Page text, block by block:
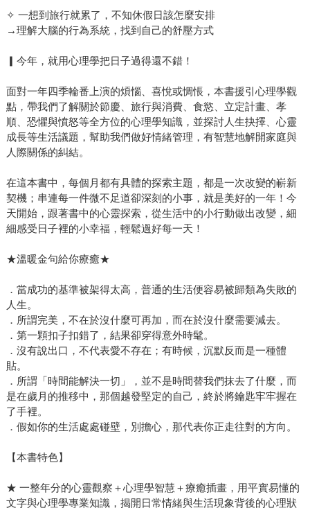
✧ 一想到旅行就累了，不知休假日該怎麼安排
→理解大腦的行為系統，找到自己的舒壓方式
▎今年，就用心理學把日子過得還不錯！
面對一年四季輪番上演的煩惱、喜悅或惆悵，本書援引心理學觀
點，帶我們了解關於節慶、旅行與消費、食慾、立定計畫、孝
順、恐懼與憤怒等全方位的心理學知識，並探討人生抉擇、心靈
成長等生活議題，幫助我們做好情緒管理，有智慧地解開家庭與
人際關係的糾結。
在這本書中，每個月都有具體的探索主題，都是一次改變的嶄新
契機；串連每一件微不足道卻深刻的小事，就是美好的一年！今
天開始，跟著書中的心靈探索，從生活中的小行動做出改變，細
細感受日子裡的小幸福，輕鬆過好每一天！
★溫暖金句給你療癒★
．當成功的基準被架得太高，普通的生活便容易被歸類為失敗的
人生。
．所謂完美，不在於沒什麼可再加，而在於沒什麼需要減去。
．第一顆扣子扣錯了，結果卻穿得意外時髦。
．沒有說出口，不代表愛不存在；有時候，沉默反而是一種體
貼。
．所謂「時間能解決一切」，並不是時間替我們抹去了什麼，而
是在歲月的推移中，那個越發堅定的自己，終於將鑰匙牢牢握在
了手裡。
．假如你的生活處處碰壁，別擔心，那代表你正走往對的方向。
【本書特色】
★ 一整年分的心靈觀察＋心理學智慧＋療癒插畫，用平實易懂的
文字與心理學專業知識，揭開日常情緒與生活現象背後的心理狀